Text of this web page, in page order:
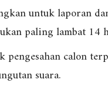
untuk laporan
paling lambat 14
pengesahan calon
suara.